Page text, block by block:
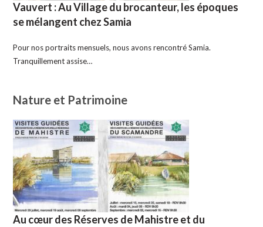
Vauvert : Au Village du brocanteur, les époques
se mélangent chez Samia
Pour nos portraits mensuels, nous avons rencontré Samia.
Tranquillement assise…
Nature et Patrimoine
Au cœur des Réserves de Mahistre et du